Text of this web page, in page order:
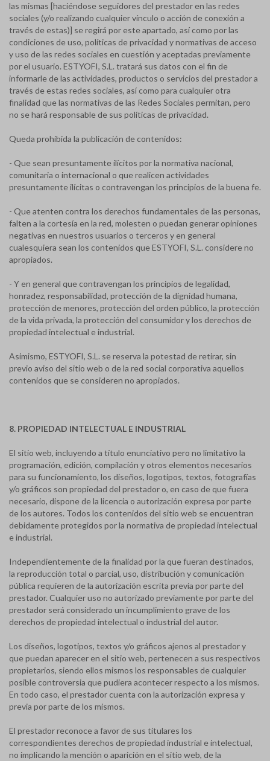
las mismas [haciéndose seguidores del prestador en las redes
sociales (y/o realizando cualquier vínculo o acción de conexión a
través de estas)] se regirá por este apartado, así como por las
condiciones de uso, políticas de privacidad y normativas de acceso
y uso de las redes sociales en cuestión y aceptadas previamente
por el usuario. ESTYOFI, S.L. tratará sus datos con el fin de
informarle de las actividades, productos o servicios del prestador a
través de estas redes sociales, así como para cualquier otra
finalidad que las normativas de las Redes Sociales permitan, pero
no se hará responsable de sus políticas de privacidad.
Queda prohibida la publicación de contenidos:
- Que sean presuntamente ilícitos por la normativa nacional,
comunitaria o internacional o que realicen actividades
presuntamente ilícitas o contravengan los principios de la buena fe.
- Que atenten contra los derechos fundamentales de las personas,
falten a la cortesía en la red, molesten o puedan generar opiniones
negativas en nuestros usuarios o terceros y en general
cualesquiera sean los contenidos que ESTYOFI, S.L. considere no
apropiados.
- Y en general que contravengan los principios de legalidad,
honradez, responsabilidad, protección de la dignidad humana,
protección de menores, protección del orden público, la protección
de la vida privada, la protección del consumidor y los derechos de
propiedad intelectual e industrial.
Asimismo, ESTYOFI, S.L. se reserva la potestad de retirar, sin
previo aviso del sitio web o de la red social corporativa aquellos
contenidos que se consideren no apropiados.
8. PROPIEDAD INTELECTUAL E INDUSTRIAL
El sitio web, incluyendo a título enunciativo pero no limitativo la
programación, edición, compilación y otros elementos necesarios
para su funcionamiento, los diseños, logotipos, textos, fotografías
y/o gráficos son propiedad del prestador o, en caso de que fuera
necesario, dispone de la licencia o autorización expresa por parte
de los autores. Todos los contenidos del sitio web se encuentran
debidamente protegidos por la normativa de propiedad intelectual
e industrial.
Independientemente de la finalidad por la que fueran destinados,
la reproducción total o parcial, uso, distribución y comunicación
pública requieren de la autorización escrita previa por parte del
prestador. Cualquier uso no autorizado previamente por parte del
prestador será considerado un incumplimiento grave de los
derechos de propiedad intelectual o industrial del autor.
Los diseños, logotipos, textos y/o gráficos ajenos al prestador y
que puedan aparecer en el sitio web, pertenecen a sus respectivos
propietarios, siendo ellos mismos los responsables de cualquier
posible controversia que pudiera acontecer respecto a los mismos.
En todo caso, el prestador cuenta con la autorización expresa y
previa por parte de los mismos.
El prestador reconoce a favor de sus titulares los
correspondientes derechos de propiedad industrial e intelectual,
no implicando la mención o aparición en el sitio web, de la